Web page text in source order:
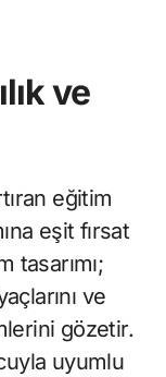
ve
eğitim
eşit fırsat
tasarımı;
ve
gözetir.
uyumlu